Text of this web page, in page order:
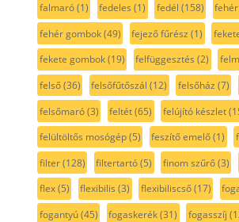
falmaró(1) fedeles (1) fedél (158) fehér
fehér gombok(49) fejező fűrész (1)
fekete gombok(19) felfüggesztés (2)
felső(36) felsőfűtőszál (12) felsőház (7)
felsőmaró(3) feltét(65) felújító készlet
felültöltős mosógép(5) feszítő emelő(1)
filter(128) filtertartó(5) finom szűrő(3)
flex(5) flexibilis (3) flexibiliscső(17)
fogantyú(45) fogaskerék(31) fogasszíj